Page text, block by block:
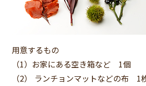
用意するもの
（1）お家にある空き箱など 1個
（2） ランチョンマットなどの布 1